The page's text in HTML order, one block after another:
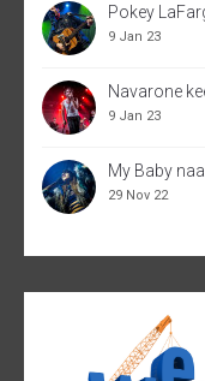
Pokey
9 Jan 23
Navarone
9 Jan 23
My Baby
29 Nov 22